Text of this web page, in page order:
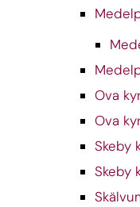
Ova
Ova
Skeby
Skeby